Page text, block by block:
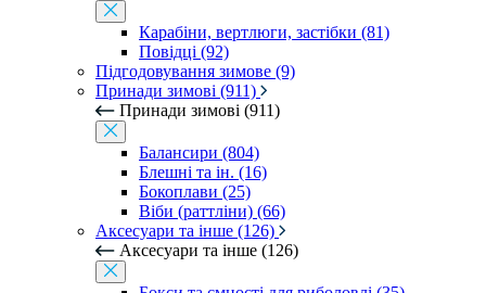
Карабіни, вертлюги, застібки (81)
Повідці (92)
Підгодовування зимове (9)
Принади зимові (911)
Принади зимові (911)
Балансири (804)
Блешні та ін. (16)
Бокоплави (25)
Віби (раттліни) (66)
Аксесуари та інше (126)
Аксесуари та інше (126)